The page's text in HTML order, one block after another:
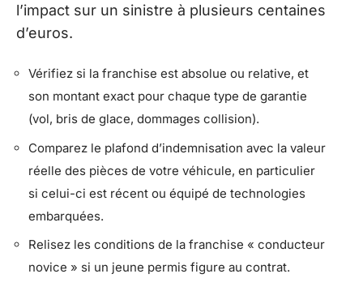
l’impact sur un sinistre à plusieurs centaines
d’euros.
Vérifiez si la franchise est absolue ou relative, et
son montant exact pour chaque type de garantie
(vol, bris de glace, dommages collision).
Comparez le plafond d’indemnisation avec la valeur
réelle des pièces de votre véhicule, en particulier
si celui-ci est récent ou équipé de technologies
embarquées.
Relisez les conditions de la franchise « conducteur
novice » si un jeune permis figure au contrat.